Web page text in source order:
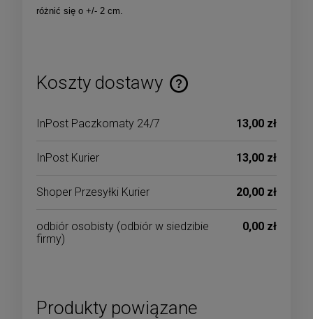
różnić się o +/- 2 cm.
Koszty dostawy
Cena nie zawiera ewentualnych kosztów płatności
InPost Paczkomaty 24/7 13,00 zł
InPost Kurier 13,00 zł
Shoper Przesyłki Kurier 20,00 zł
odbiór osobisty (odbiór w siedzibie
firmy)
0,00 zł
Produkty powiązane